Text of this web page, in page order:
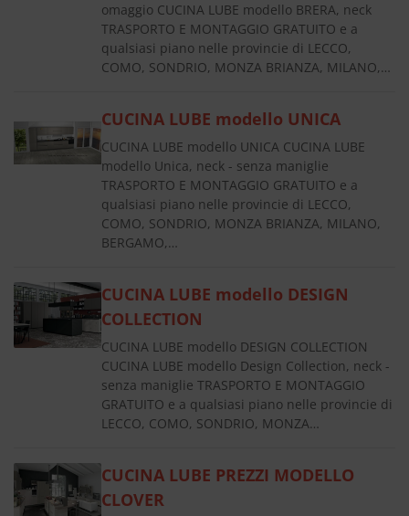
omaggio CUCINA LUBE modello BRERA, neck
TRASPORTO E MONTAGGIO GRATUITO e a
qualsiasi piano nelle provincie di LECCO,
COMO, SONDRIO, MONZA BRIANZA, MILANO,…
CUCINA LUBE modello UNICA
CUCINA LUBE modello UNICA CUCINA LUBE
modello Unica, neck - senza maniglie
TRASPORTO E MONTAGGIO GRATUITO e a
qualsiasi piano nelle provincie di LECCO,
COMO, SONDRIO, MONZA BRIANZA, MILANO,
BERGAMO,…
CUCINA LUBE modello DESIGN
COLLECTION
CUCINA LUBE modello DESIGN COLLECTION
CUCINA LUBE modello Design Collection, neck -
senza maniglie TRASPORTO E MONTAGGIO
GRATUITO e a qualsiasi piano nelle provincie di
LECCO, COMO, SONDRIO, MONZA…
CUCINA LUBE PREZZI MODELLO
CLOVER